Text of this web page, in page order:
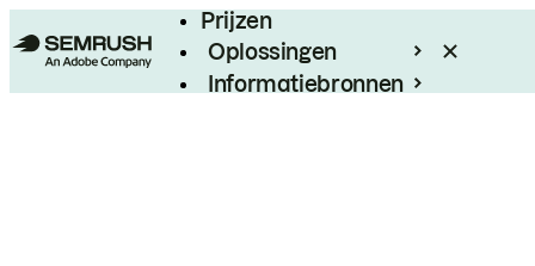
Prijzen
Oplossingen
Informatiebronnen